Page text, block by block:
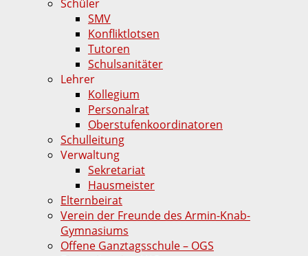
Schüler
SMV
Konfliktlotsen
Tutoren
Schulsanitäter
Lehrer
Kollegium
Personalrat
Oberstufenkoordinatoren
Schulleitung
Verwaltung
Sekretariat
Hausmeister
Elternbeirat
Verein der Freunde des Armin-Knab-
Gymnasiums
Offene Ganztagsschule – OGS